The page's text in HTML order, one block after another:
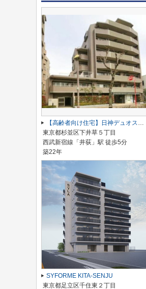
【高齢者向け住宅】日神デュオステージ杉並井荻
東京都杉並区下井草５丁目
西武新宿線「井荻」駅 徒歩5分
築22年
SYFORME KITA-SENJU
東京都足立区千住東２丁目